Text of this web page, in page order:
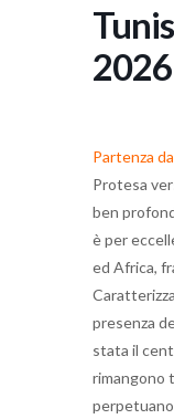
2026
Partenza
Protesa
ben
è per
ed Africa,
presenza
stata il
rimangono